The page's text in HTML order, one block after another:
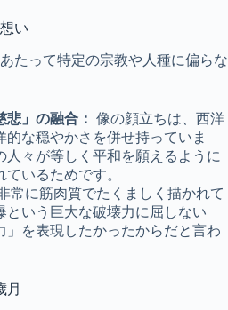
い
たって特定の宗教や人種に偏らな
悲」の融合： 像の顔立ちは、西洋
的な穏やかさを併せ持っていま
人々が等しく平和を願えるように
いるためです。
常に筋肉質でたくましく描かれて
という巨大な破壊力に屈しない
」を表現したかったからだと言わ
月